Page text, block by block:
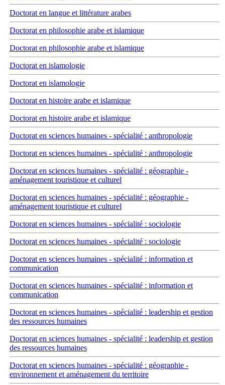
Doctorat en langue et littérature arabes
Doctorat en philosophie arabe et islamique
Doctorat en philosophie arabe et islamique
Doctorat en islamologie
Doctorat en islamologie
Doctorat en histoire arabe et islamique
Doctorat en histoire arabe et islamique
Doctorat en sciences humaines - spécialité : anthropologie
Doctorat en sciences humaines - spécialité : anthropologie
Doctorat en sciences humaines - spécialité : géographie -
aménagement touristique et culturel
Doctorat en sciences humaines - spécialité : géographie -
aménagement touristique et culturel
Doctorat en sciences humaines - spécialité : sociologie
Doctorat en sciences humaines - spécialité : sociologie
Doctorat en sciences humaines - spécialité : information et
communication
Doctorat en sciences humaines - spécialité : information et
communication
Doctorat en sciences humaines - spécialité : leadership et gestion
des ressources humaines
Doctorat en sciences humaines - spécialité : leadership et gestion
des ressources humaines
Doctorat en sciences humaines - spécialité : géographie -
environnement et aménagement du territoire